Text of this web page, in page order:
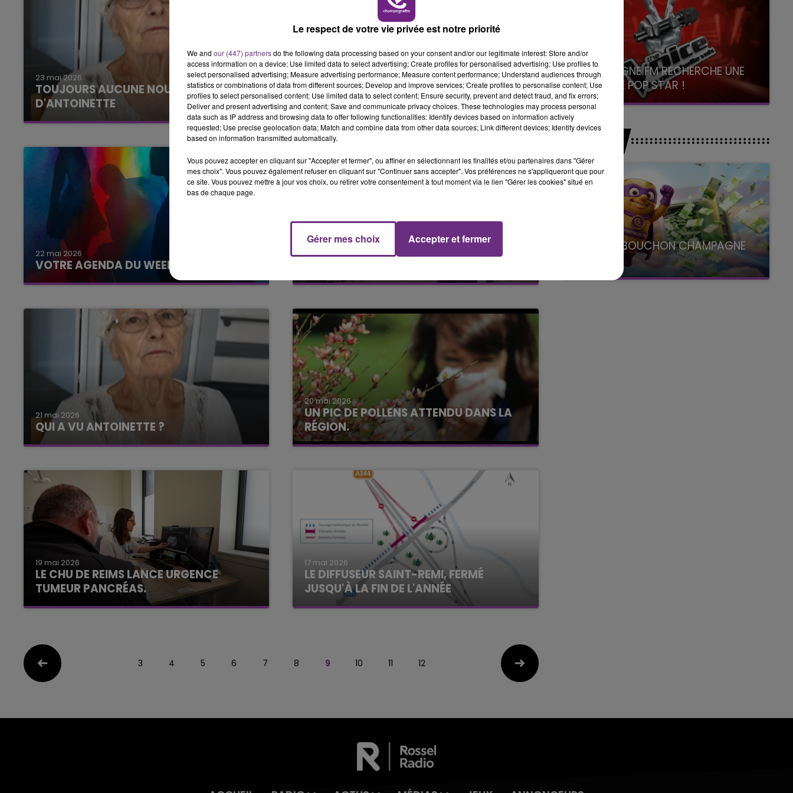
23 mai 2026
TOUJOURS AUCUNE NOUVELLE
D'ANTOINETTE
23 mai 2026
LE RODÉO URBAIN TOURNE MAL
22 mai 2026
VOTRE AGENDA DU WEEK-END.
22 mai 2026
DES TRAVAUX EN URGENCE À LA
21 mai 2026
QUI A VU ANTOINETTE ?
20 mai 2026
UN PIC DE POLLENS ATTENDU DANS LA
RÉGION.
19 mai 2026
LE CHU DE REIMS LANCE URGENCE
TUMEUR PANCRÉAS.
17 mai 2026
LE DIFFUSEUR SAINT-REMI, FERMÉ
JUSQU'À LA FIN DE L'ANNÉE
3 4 5 6 7 8 9 10 11 12
CHAMPAGNE FM RECHERCHE UNE
NOUVELLE POP STAR !
Toute la journée sur Champagne FM
JEUX
LE SUPER BOUCHON CHAMPAGNE
avec La Famille Champagne FM, à 8H10
Le respect de votre vie privée est notre priorité
We and our (447) partnersdo the following data processing based on your consent and/or our legitimate interest: Store and/or
access information on a device; Use limited data to select advertising; Create profiles for personalised advertising; Use profiles to
select personalised advertising; Measure advertising performance; Measure content performance; Understand audiences through
statistics or combinations of data from different sources; Develop and improve services; Create profiles to personalise content; Use
profiles to select personalised content; Use limited data to select content; Ensure security, prevent and detect fraud, and fix errors;
Deliver and present advertising and content; Save and communicate privacy choices. These technologies may process personal
data such as IP address and browsing data to offer following functionalities: Identify devices based on information actively
requested; Use precise geolocation data; Match and combine data from other data sources; Link different devices; Identify devices
based on information transmitted automatically.
Vous pouvez accepter en cliquant sur "Accepter et fermer", ou affiner en sélectionnant les finalités et/ou partenaires dans "Gérer
mes choix". Vous pouvez également refuser en cliquant sur "Continuer sans accepter". Vos préférences ne s'appliqueront que pour
ce site. Vous pouvez mettre à jour vos choix, ou retirer votre consentement à tout moment via le lien "Gérer les cookies" situé en
bas de chaque page.
Gérer mes choix Accepter et fermer